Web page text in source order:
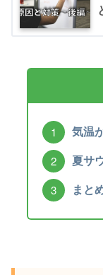
気温
夏サ
まと